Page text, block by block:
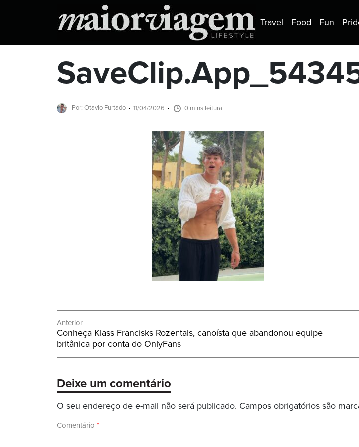
Travel Food Fun
Por: Otavio Furtado 11/04/2026 0 mins leitura
Navegação
de
Post
Anterior
Post
Anterior:
Conheça Klass Francisks Rozentals, canoísta que abandonou equipe
britânica por conta do OnlyFans
Deixe um comentário
O seu endereço de e-mail não será publicado. Campos obrigatórios são
Comentário *